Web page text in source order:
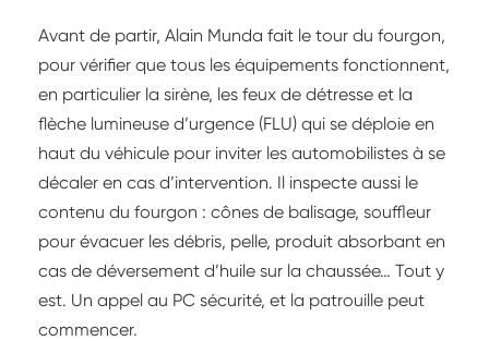
Avant de partir, Alain Munda fait le tour du fourgon,
pour vérifier que tous les équipements fonctionnent,
en particulier la sirène, les feux de détresse et la
flèche lumineuse d’urgence (FLU) qui se déploie en
haut du véhicule pour inviter les automobilistes à se
décaler en cas d’intervention. Il inspecte aussi le
contenu du fourgon : cônes de balisage, souffleur
pour évacuer les débris, pelle, produit absorbant en
cas de déversement d’huile sur la chaussée… Tout y
est. Un appel au PC sécurité, et la patrouille peut
commencer.